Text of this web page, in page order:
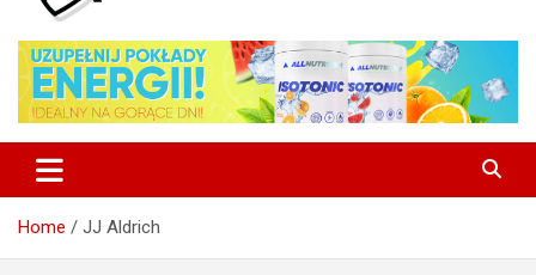
FIGHT24.PL – MMA i K-1, UFC
Home JJ Aldrich